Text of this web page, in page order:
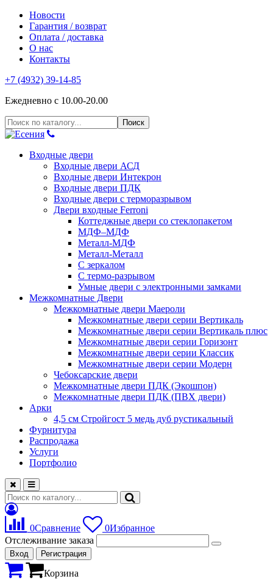
Новости
Гарантия / возврат
Оплата / доставка
О нас
Контакты
+7 (4932) 39-14-85
Ежедневно с 10.00-20.00
Входные двери
Входные двери АСД
Входные двери Интекрон
Входные двери ПДК
Входные двери с терморазрывом
Двери входные Ferroni
Коттеджные двери со стеклопакетом
МДФ–МДФ
Металл-МДФ
Металл-Металл
С зеркалом
С термо-разрывом
Умные двери с электронными замками
Межкомнатные Двери
Межкомнатные двери Маероли
Межкомнатные двери серии Вертикаль
Межкомнатные двери серии Вертикаль плюс
Межкомнатные двери серии Горизонт
Межкомнатные двери серии Классик
Межкомнатные двери серии Модерн
Чебоксарские двери
Межкомнатные двери ПДК (Экошпон)
Межкомнатные двери ПДК (ПВХ двери)
Арки
4,5 см Стройгост 5 медь дуб рустикальный
Фурнитура
Распродажа
Услуги
Портфолио
0Сравнение 0Избранное
Отслеживание заказа
Вход Регистрация
Корзина